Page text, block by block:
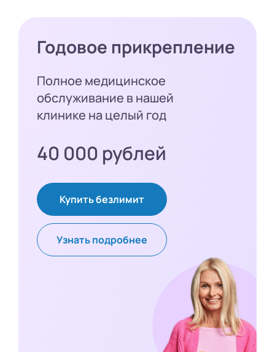
Годовое прикрепление
Полное медицинское
обслуживание в нашей
клинике на целый год
40 000 рублей
Купить безлимит
Узнать подробнее